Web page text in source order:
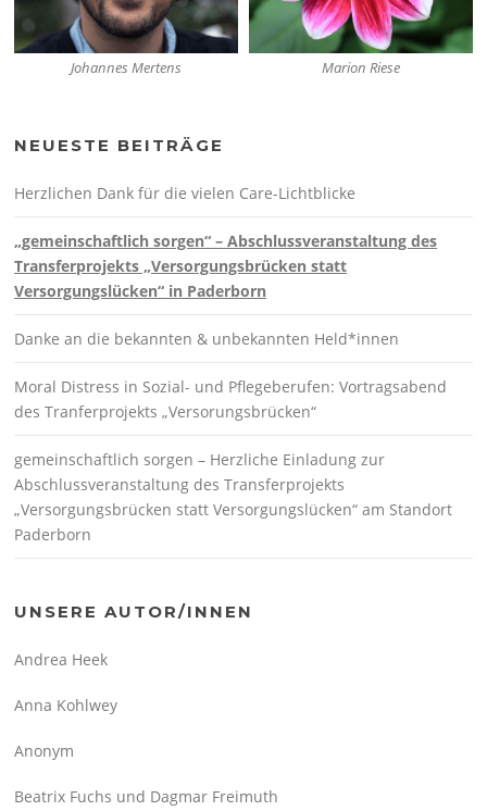
Johannes Mertens Marion Riese
NEUESTE BEITRÄGE
Herzlichen Dank für die vielen Care-Lichtblicke
„gemeinschaftlich sorgen“ – Abschlussveranstaltung des
Transferprojekts „Versorgungsbrücken statt
Versorgungslücken“ in Paderborn
Danke an die bekannten & unbekannten Held*innen
Moral Distress in Sozial- und Pflegeberufen: Vortragsabend
des Tranferprojekts „Versorungsbrücken“
gemeinschaftlich sorgen – Herzliche Einladung zur
Abschlussveranstaltung des Transferprojekts
„Versorgungsbrücken statt Versorgungslücken“ am Standort
Paderborn
UNSERE AUTOR/INNEN
Andrea Heek
Anna Kohlwey
Anonym
Beatrix Fuchs und Dagmar Freimuth